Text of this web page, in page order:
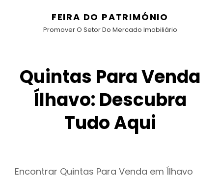
FEIRA DO PATRIMÓNIO
Promover O Setor Do Mercado Imobiliário
Quintas Para Venda
Ílhavo: Descubra
Tudo Aqui
Encontrar Quintas Para Venda em Ílhavo